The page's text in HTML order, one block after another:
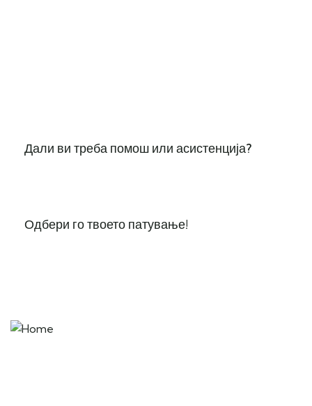
Дали ви треба помош или асистенција?
Одбери го твоето патување!